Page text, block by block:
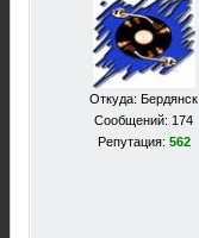
Откуда: Бердянск
Сообщений: 174
Репутация: 562